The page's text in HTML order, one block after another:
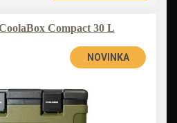
Compact 30 L
NOVINKA